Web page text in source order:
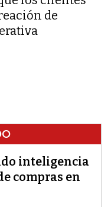
de
inteligencia
compras en